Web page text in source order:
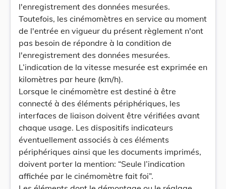
l'enregistrement des données mesurées.
Toutefois, les cinémomètres en service au moment
de l'entrée en vigueur du présent règlement n'ont
pas besoin de répondre à la condition de
l'enregistrement des données mesurées.
L’indication de la vitesse mesurée est exprimée en
kilomètres par heure (km/h).
Lorsque le cinémomètre est destiné à être
connecté à des éléments périphériques, les
interfaces de liaison doivent être vérifiées avant
chaque usage. Les dispositifs indicateurs
éventuellement associés à ces éléments
périphériques ainsi que les documents imprimés,
doivent porter la mention: “Seule l’indication
affichée par le cinémomètre fait foi”.